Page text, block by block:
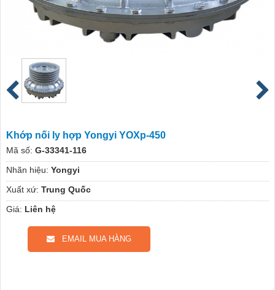
Khớp nối ly hợp Yongyi YOXp-450
Mã số: G-33341-116
Nhãn hiệu: Yongyi
Xuất xứ: Trung Quốc
Giá: Liên hệ
EMAIL MUA HÀNG